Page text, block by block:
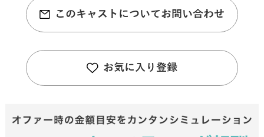
このキャストについてお問い合わせ
お気に入り登録